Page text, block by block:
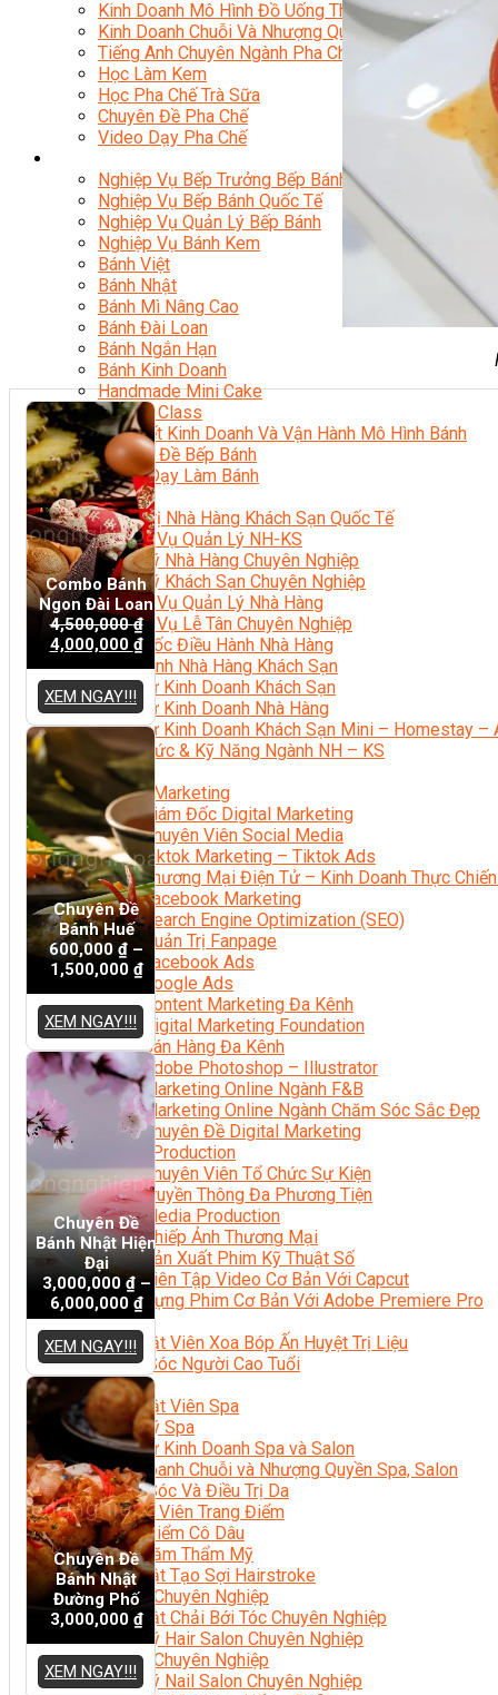
Kinh Doanh Mô Hình Đồ Uống Thịnh Hành
Kinh Doanh Chuỗi Và Nhượng Quyền
Tiếng Anh Chuyên Ngành Pha Chế
Học Làm Kem
Học Pha Chế Trà Sữa
Chuyên Đề Pha Chế
Video Dạy Pha Chế
Nghiệp Vụ Bếp Trưởng Bếp Bánh
Nghiệp Vụ Bếp Bánh Quốc Tế
Nghiệp Vụ Quản Lý Bếp Bánh
Nghiệp Vụ Bánh Kem
Bánh Việt
Bánh Nhật
Bánh Mì Nâng Cao
Bánh Đài Loan
Bánh Ngắn Hạn
Bánh Kinh Doanh
Handmade Mini Cake
Master Class
Bí Quyết Kinh Doanh Và Vận Hành Mô Hình Bánh
Chuyên Đề Bếp Bánh
Video Dạy Làm Bánh
Quản Trị NHKS
Quản Trị Nhà Hàng Khách Sạn Quốc Tế
Nghiệp Vụ Quản Lý NH-KS
Quản Lý Nhà Hàng Chuyên Nghiệp
Quản Lý Khách Sạn Chuyên Nghiệp
Nghiệp Vụ Quản Lý Nhà Hàng
Nghiệp Vụ Lễ Tân Chuyên Nghiệp
Giám Đốc Điều Hành Nhà Hàng
Tiếng Anh Nhà Hàng Khách Sạn
Khởi Sự Kinh Doanh Khách Sạn
Khởi Sự Kinh Doanh Nhà Hàng
Khởi Sự Kinh Doanh Khách Sạn Mini – Homestay –
Kiến Thức & Kỹ Năng Ngành NH – KS
Marketing
Digital Marketing
Giám Đốc Digital Marketing
Chuyên Viên Social Media
Tiktok Marketing – Tiktok Ads
Thương Mại Điện Tử – Kinh Doanh Thực
Facebook Marketing
Search Engine Optimization (SEO)
Quản Trị Fanpage
Facebook Ads
Google Ads
Content Marketing Đa Kênh
Digital Marketing Foundation
Bán Hàng Đa Kênh
Adobe Photoshop – Illustrator
Marketing Online Ngành F&B
Marketing Online Ngành Chăm Sóc Sắc Đẹp
Chuyên Đề Digital Marketing
Media Production
Chuyên Viên Tổ Chức Sự Kiện
Truyền Thông Đa Phương Tiện
Media Production
Nhiếp Ảnh Thương Mại
Sản Xuất Phim Kỹ Thuật Số
Biên Tập Video Cơ Bản Với Capcut
Dựng Phim Cơ Bản Với Adobe Premiere Pro
Sức Khỏe
Kỹ Thuật Viên Xoa Bóp Ấn Huyệt Trị Liệu
Chăm Sóc Người Cao Tuổi
Sắc Đẹp
Kỹ Thuật Viên Spa
Quản Lý Spa
Khởi Sự Kinh Doanh Spa và Salon
Kinh Doanh Chuỗi và Nhượng Quyền Spa, Salon
Chăm Sóc Và Điều Trị Da
Chuyên Viên Trang Điểm
Trang Điểm Cô Dâu
Phun Xăm Thẩm Mỹ
Kỹ Thuật Tạo Sợi Hairstroke
Barber Chuyên Nghiệp
Kỹ Thuật Chải Bới Tóc Chuyên Nghiệp
Quản Lý Hair Salon Chuyên Nghiệp
Nối Mi Chuyên Nghiệp
Quản Lý Nail Salon Chuyên Nghiệp
Combo Bánh
Ngon Đài Loan
4,500,000₫
4,000,000 ₫
XEM NGAY!!!
Chuyên Đề
Bánh Huế
600,000 ₫ –
1,500,000 ₫
XEM NGAY!!!
Chuyên Đề
Bánh Nhật Hiện
Đại
3,000,000 ₫–
6,000,000 ₫
XEM NGAY!!!
Chuyên Đề
Bánh Nhật
Đường Phố
3,000,000 ₫
XEM NGAY!!!